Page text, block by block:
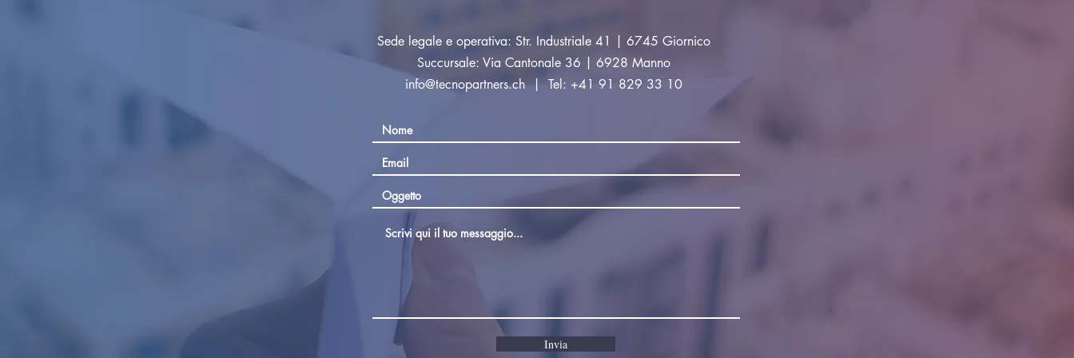
Sede legale e operativa: Str. Industriale 41 | 6745 Giornico
Succursale: Via Cantonale 36 | 6928 Manno
info@tecnopartners.ch| Tel: +41 91 829 33 10
Invia